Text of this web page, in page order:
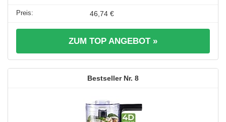
46,74 €
ZUM TOP ANGEBOT »
8